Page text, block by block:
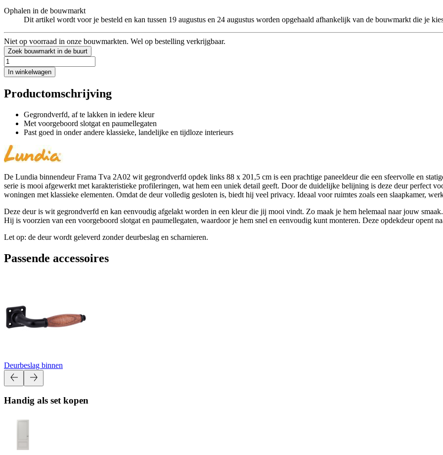
Ophalen in de bouwmarkt
Dit artikel wordt voor je besteld en kan tussen 19 augustus en 24 augustus worden opgehaald afhankelijk van de bouwmarkt die je
Niet op voorraad in onze bouwmarkten. Wel op bestelling verkrijgbaar.
Zoek bouwmarkt in de buurt
In winkelwagen
Productomschrijving
Gegrondverfd, af te lakken in iedere kleur
Met voorgeboord slotgat en paumellegaten
Past goed in onder andere klassieke, landelijke en tijdloze interieurs
De Lundia binnendeur Frama Tva 2A02 wit gegrondverfd opdek links 88 x 201,5 cm is een prachtige paneeldeur die een sfeervolle en
serie is mooi afgewerkt met karakteristieke profileringen, wat hem een uniek detail geeft. Door de duidelijke belijning is deze deur perfect
woningen met klassieke elementen. Omdat de deur volledig gesloten is, biedt hij veel privacy. Ideaal voor ruimtes zoals een slaapkamer,
Deze deur is wit gegrondverfd en kan eenvoudig afgelakt worden in een kleur die jij mooi vindt. Zo maak je hem helemaal naar jouw
Hij is voorzien van een voorgeboord slotgat en paumellegaten, waardoor je hem snel en eenvoudig kunt monteren. Deze opdekdeur opent
Let op: de deur wordt geleverd zonder deurbeslag en scharnieren.
Passende accessoires
Deurbeslag binnen
Handig als set kopen